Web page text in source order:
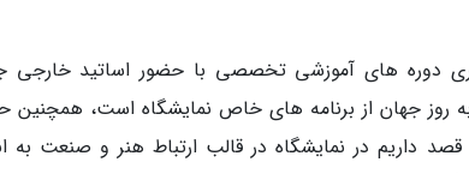
دوره های آموزشی تخصصی با حضور اساتید
جهان از برنامه های خاص نمایشگاه است، همچنین
داریم در نمایشگاه در قالب ارتباط هنر و صنعت به